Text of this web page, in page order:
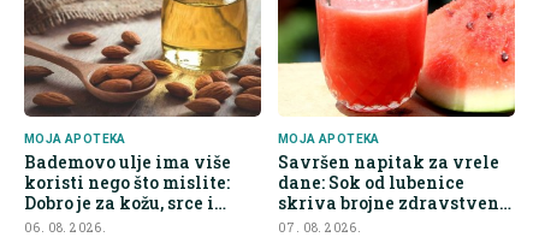
MOJA APOTEKA
Bademovo ulje ima više
koristi nego što mislite:
Dobro je za kožu, srce i
kontrolu apetita
06. 08. 2026.
MOJA APOTEKA
Savršen napitak za vrele
dane: Sok od lubenice
skriva brojne zdravstvene
prednosti
07. 08. 2026.